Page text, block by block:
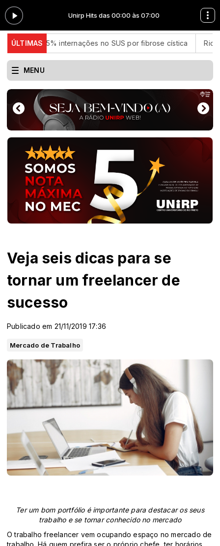
Unirp Hits das 00:00 às 07:00
ÚLTIMAS
internações no SUS por fibrose cística Rio concentra
MENU
Veja seis dicas para se
tornar um freelancer de
sucesso
Publicado em 21/11/2019 17:36
Mercado de Trabalho
Ter um bom portfólio é importante para destacar os seus
trabalho e se tornar conhecido no mercado
O trabalho freelancer vem ocupando espaço no mercado de